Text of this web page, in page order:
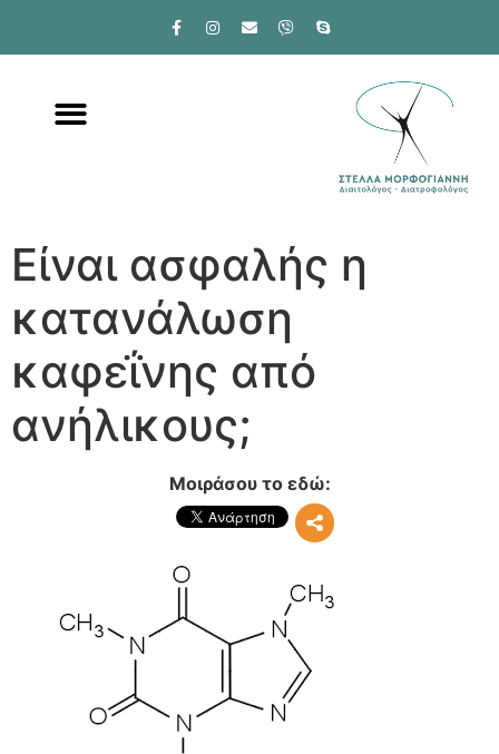
Είναι ασφαλής η
κατανάλωση
καφεΐνης από
ανήλικους;
Μοιράσου το εδώ: